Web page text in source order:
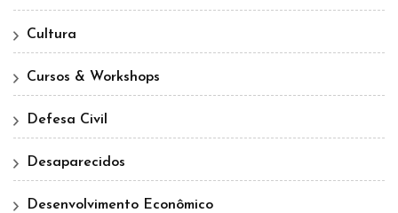
Cultura
Cursos & Workshops
Defesa Civil
Desaparecidos
Desenvolvimento Econômico